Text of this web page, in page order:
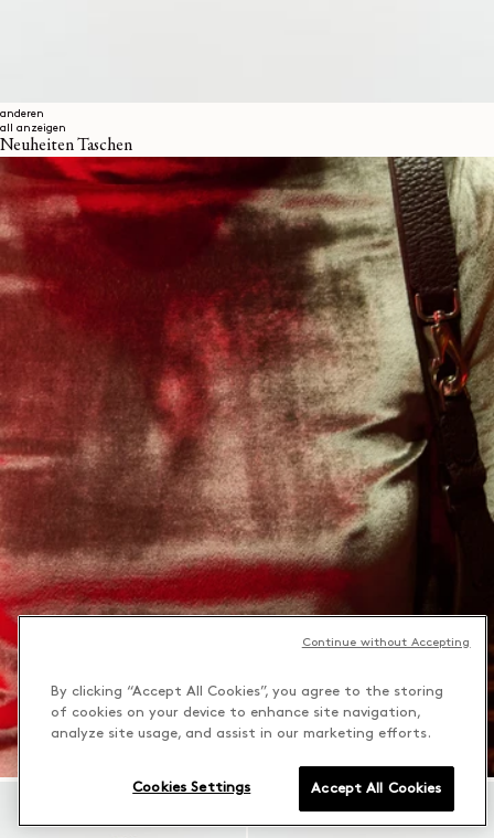
anderen
all anzeigen
Neuheiten Taschen
By clicking “Accept All Cookies”, you agree to the storing
of cookies on your device to enhance site navigation,
analyze site usage, and assist in our marketing efforts.
Accept All Cookies
Cookies Settings
Continue without Accepting